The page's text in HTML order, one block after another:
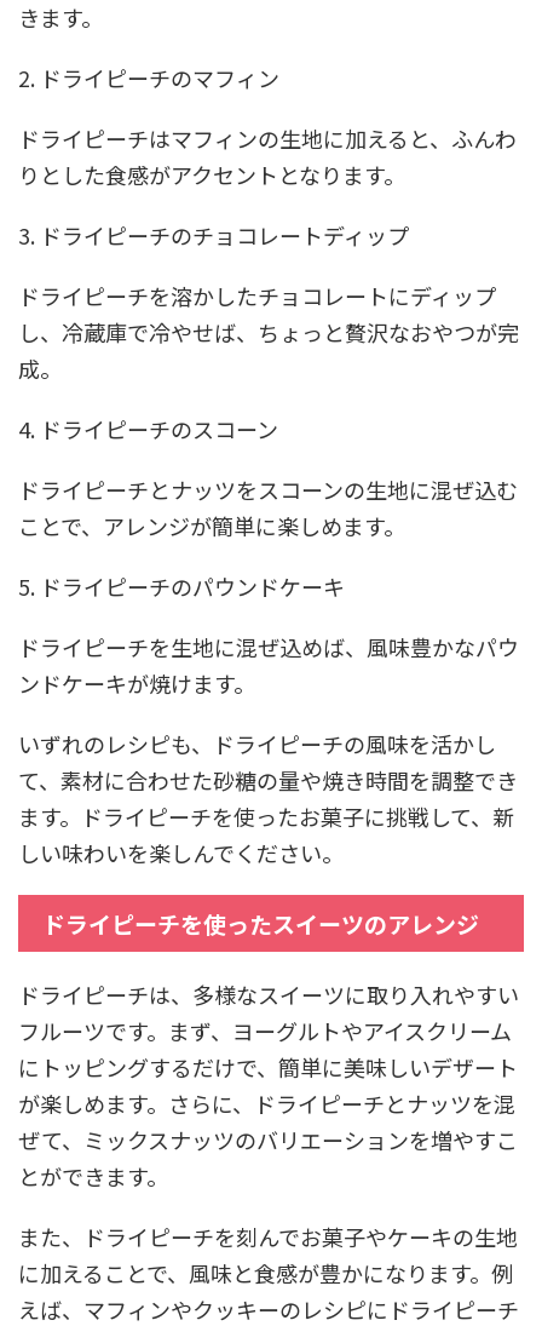
きます。
2. ドライピーチのマフィン
ドライピーチはマフィンの生地に加えると、ふんわ
りとした食感がアクセントとなります。
3. ドライピーチのチョコレートディップ
ドライピーチを溶かしたチョコレートにディップ
し、冷蔵庫で冷やせば、ちょっと贅沢なおやつが完
成。
4. ドライピーチのスコーン
ドライピーチとナッツをスコーンの生地に混ぜ込む
ことで、アレンジが簡単に楽しめます。
5. ドライピーチのパウンドケーキ
ドライピーチを生地に混ぜ込めば、風味豊かなパウ
ンドケーキが焼けます。
いずれのレシピも、ドライピーチの風味を活かし
て、素材に合わせた砂糖の量や焼き時間を調整でき
ます。ドライピーチを使ったお菓子に挑戦して、新
しい味わいを楽しんでください。
ドライピーチを使ったスイーツのアレンジ
ドライピーチは、多様なスイーツに取り入れやすい
フルーツです。まず、ヨーグルトやアイスクリーム
にトッピングするだけで、簡単に美味しいデザート
が楽しめます。さらに、ドライピーチとナッツを混
ぜて、ミックスナッツのバリエーションを増やすこ
とができます。
また、ドライピーチを刻んでお菓子やケーキの生地
に加えることで、風味と食感が豊かになります。例
えば、マフィンやクッキーのレシピにドライピーチ